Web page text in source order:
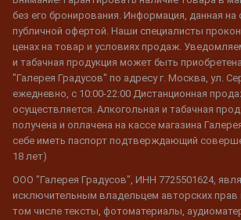
без его бронирования. Информация, данная на
публичной офертой. Наши специалисты
ценах на товар и условиях продаж.
и табачная продукция может быть
"Галерея Градусов" по адресу г. Москва, ул.
ежедневно, с 10:00-22:00 Дистанционная
осуществляется. Алкогольная и табачная
получена и оплачена на кассе магазина
себе иметь паспорт подтверждающий
18 лет)
ООО "Галерея Градусов", ИНН 7725501624,
исключительным владельцем авторских прав
том числе тексты, фотоматериалы,